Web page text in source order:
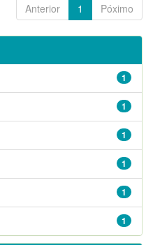
Anterior 1 Póximo
1
1
1
1
1
1